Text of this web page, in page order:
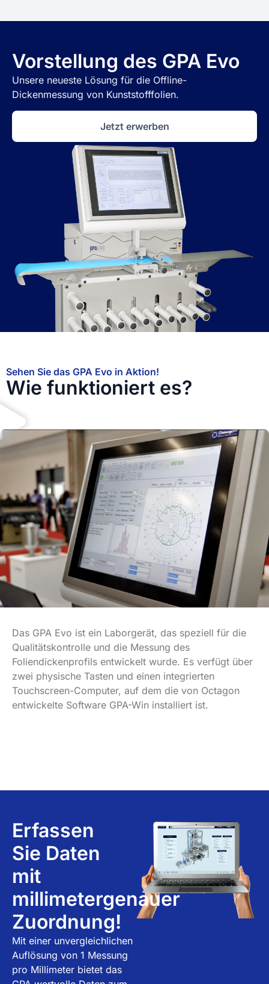
Vorstellung des GPA Evo
Unsere neueste Lösung für die Offline-
Dickenmessung von Kunststofffolien.
Jetzt erwerben
Sehen Sie das GPA Evo in Aktion!
Wie funktioniert es?
Das GPA Evo ist ein Laborgerät, das speziell für die
Qualitätskontrolle und die Messung des
Foliendickenprofils entwickelt wurde. Es verfügt über
zwei physische Tasten und einen integrierten
Touchscreen-Computer, auf dem die von Octagon
entwickelte Software GPA-Win installiert ist.
Erfassen
Sie Daten
mit
millimetergenauer
Zuordnung!
Mit einer unvergleichlichen
Auflösung von 1 Messung
pro Millimeter bietet das